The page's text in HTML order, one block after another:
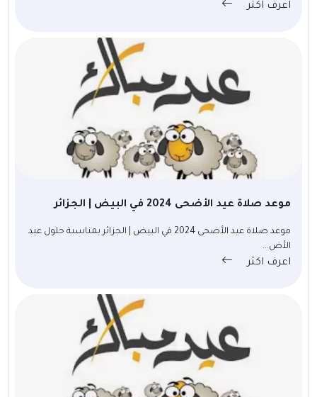
اعرف اكثر
موعد صلاة عيد الأضحى 2024 في البيض | الجزائر
موعد صلاة عيد الأضحى 2024 في البيض | الجزائر بمناسبة حلول عيد
الأض...
اعرف اكثر